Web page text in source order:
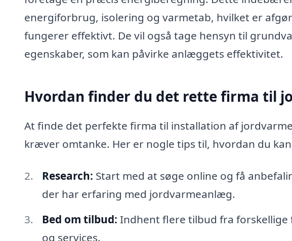
energiforbrug, isolering og varmetab, hvilket er
fungerer effektivt. De vil også tage hensyn til
egenskaber, som kan påvirke anlæggets effektivitet.
Hvordan finder du det rette firma til
At finde det perfekte firma til installation af
kræver omtanke. Her er nogle tips til, hvordan du
Research: Start med at søge online og få
der har erfaring med jordvarmeanlæg.
Bed om tilbud: Indhent flere tilbud fra forskellige
og services.